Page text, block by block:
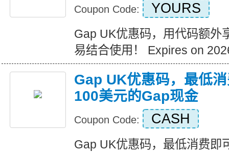
Coupon Code: YOURS
Gap UK优惠码，用代码额外
易结合使用！ Expires on
Gap UK优惠码，最低
100美元的Gap现金
Coupon Code: CASH
Gap UK优惠码，最低消费即